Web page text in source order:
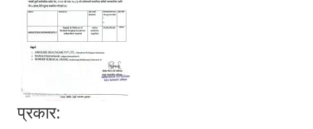
प्रकार: